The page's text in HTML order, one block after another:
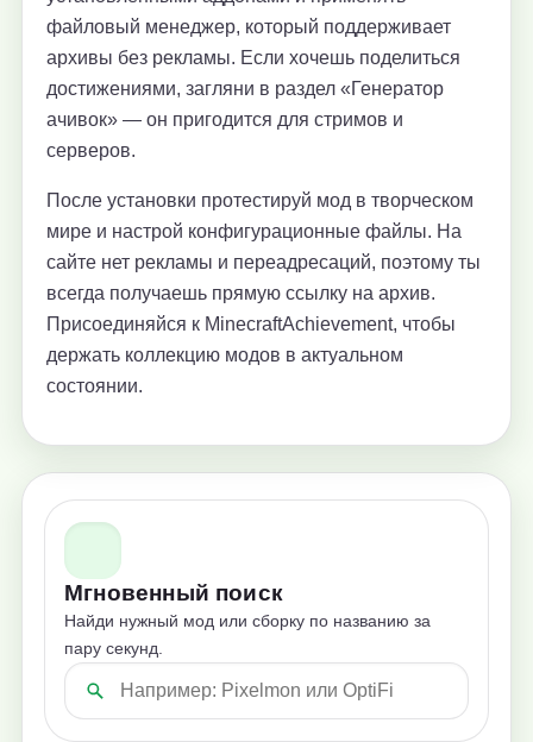
файловый менеджер, который поддерживает
архивы без рекламы. Если хочешь поделиться
достижениями, загляни в раздел «Генератор
ачивок» — он пригодится для стримов и
серверов.
После установки протестируй мод в творческом
мире и настрой конфигурационные файлы. На
сайте нет рекламы и переадресаций, поэтому ты
всегда получаешь прямую ссылку на архив.
Присоединяйся к MinecraftAchievement, чтобы
держать коллекцию модов в актуальном
состоянии.
Мгновенный поиск
Найди нужный мод или сборку по названию за
пару секунд.